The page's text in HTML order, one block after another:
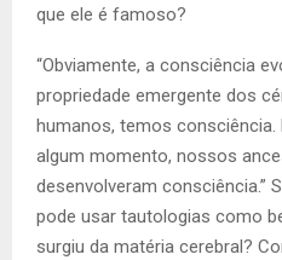
que ele é famoso?
“Obviamente, a consciência
propriedade emergente dos
humanos, temos
algum momento, nossos
desenvolveram consciência.”
pode usar tautologias como
surgiu da matéria cerebral?